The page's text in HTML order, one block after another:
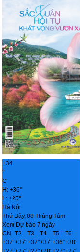
+34
°
C
H: +36°
L: +25°
Hà Nội
Thứ Bảy, 08 Tháng Tám
Xem Dự báo 7 ngày
CN
T2 T3 T4 T5
T6
+37°+37°+37°+37°+36°+38°